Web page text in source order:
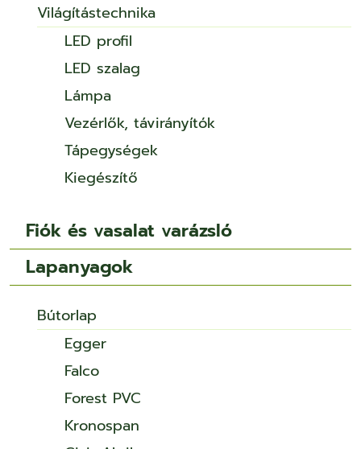
Világítástechnika
LED profil
LED szalag
Lámpa
Vezérlők, távirányítók
Tápegységek
Kiegészítő
Fiók és vasalat varázsló
Lapanyagok
Bútorlap
Egger
Falco
Forest PVC
Kronospan